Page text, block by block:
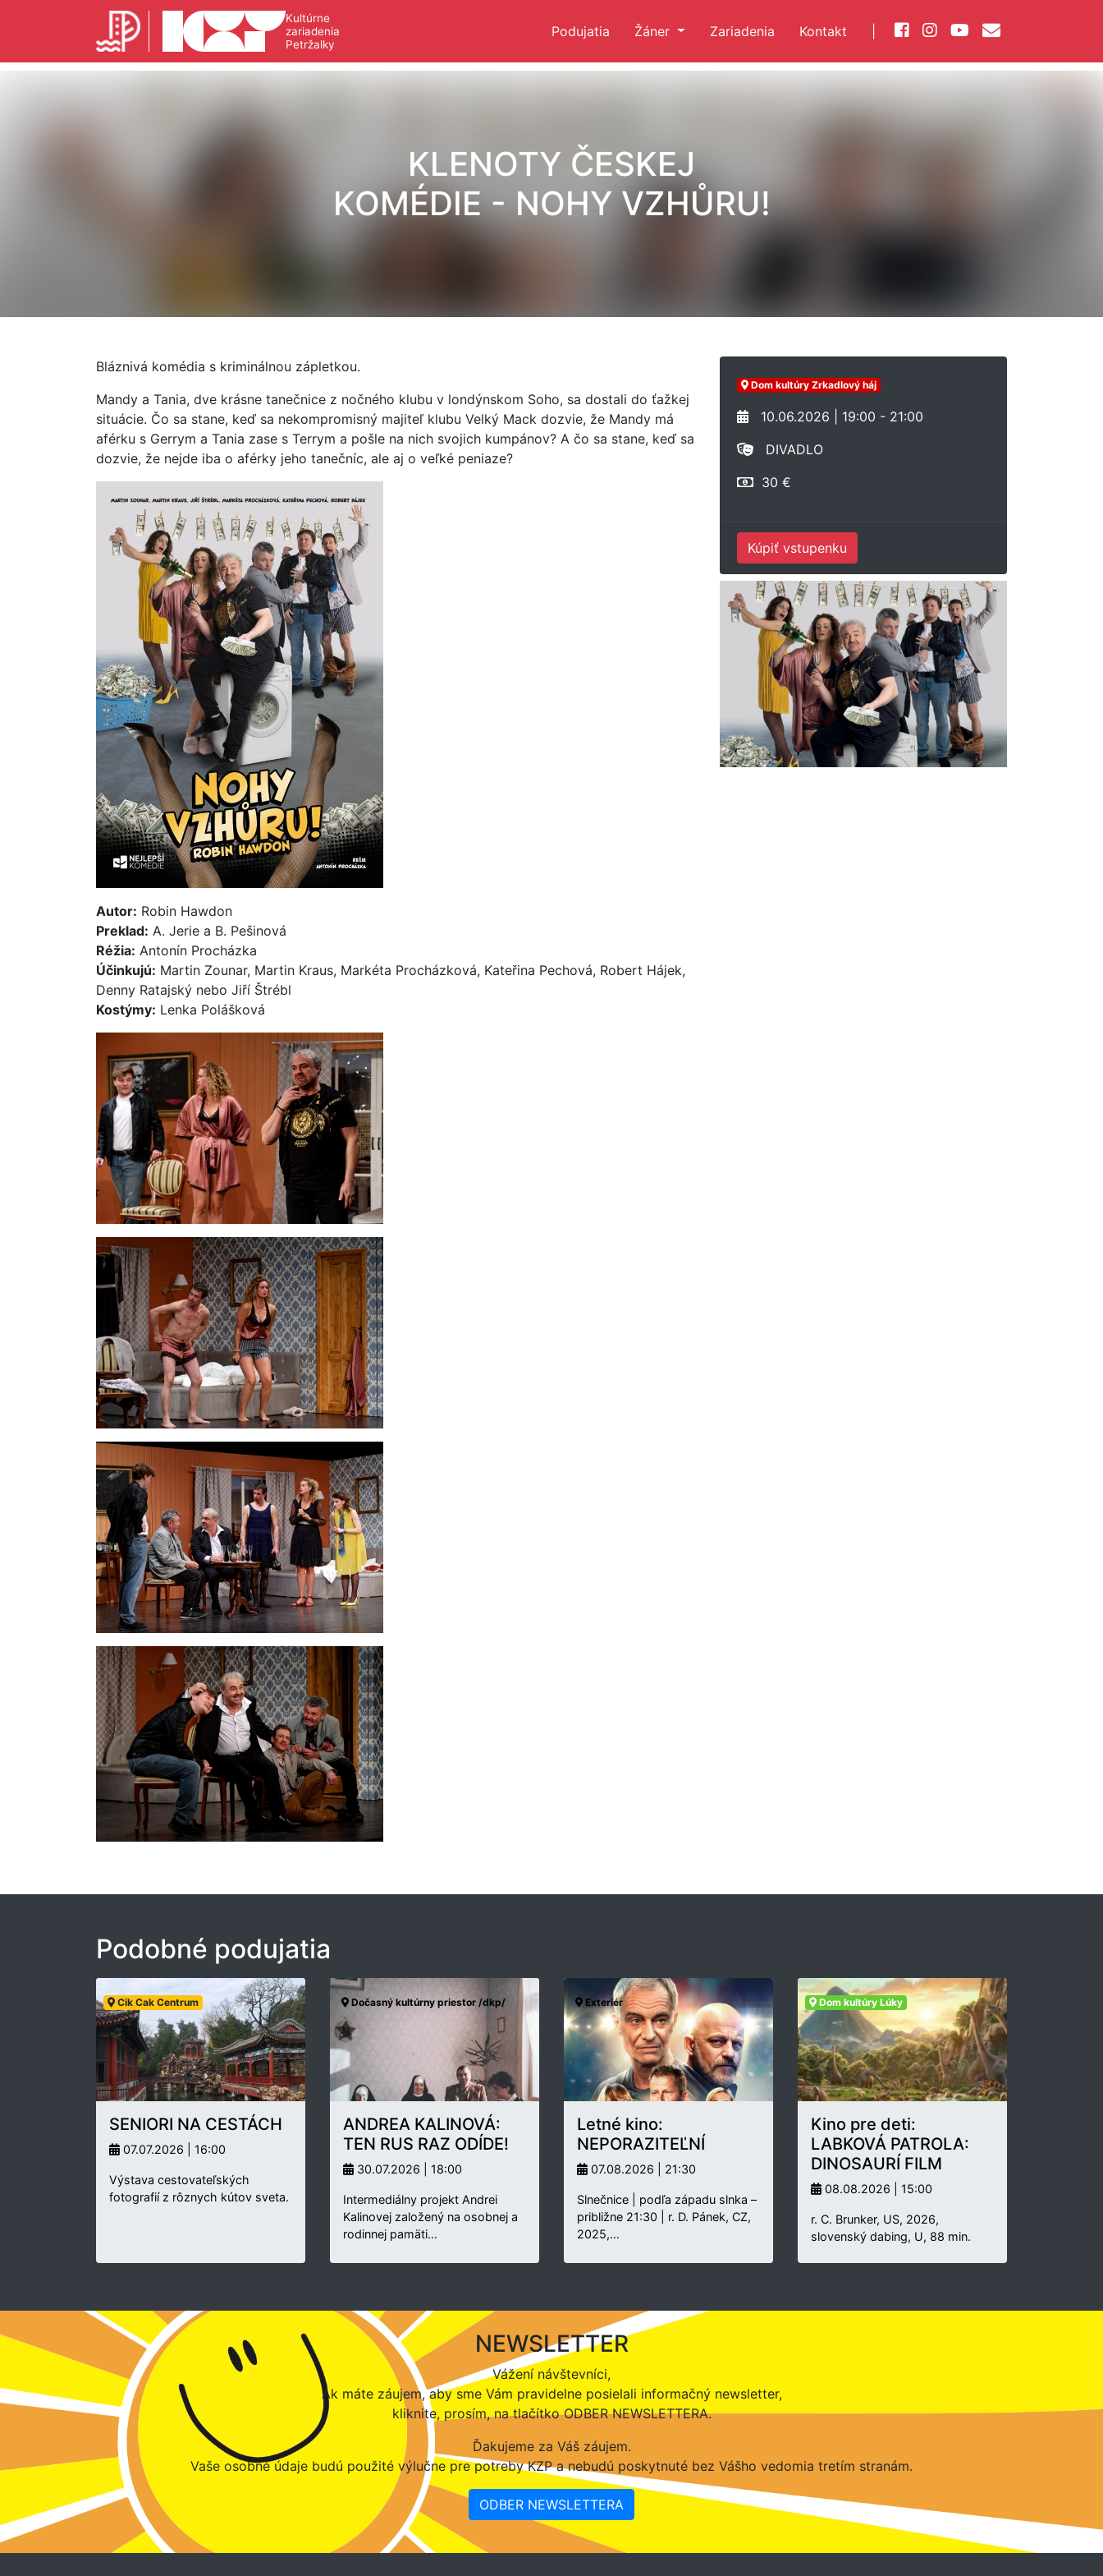
Kultúrne
zariadenia
Petržalky
Podujatia Žáner Zariadenia Kontakt
KLENOTY ČESKEJ
KOMÉDIE - NOHY VZHŮRU!
Bláznivá komédia s kriminálnou zápletkou.
Mandy a Tania, dve krásne tanečnice z nočného klubu v londýnskom Soho, sa dostali do ťažkej
situácie. Čo sa stane, keď sa nekompromisný majiteľ klubu Velký Mack dozvie, že Mandy má
aférku s Gerrym a Tania zase s Terrym a pošle na nich svojich kumpánov? A čo sa stane, keď sa
dozvie, že nejde iba o aférky jeho tanečníc, ale aj o veľké peniaze?
Autor: Robin Hawdon
Preklad: A. Jerie a B. Pešinová
Réžia: Antonín Procházka
Účinkujú: Martin Zounar, Martin Kraus, Markéta Procházková, Kateřina Pechová, Robert Hájek,
Denny Ratajský nebo Jiří Štrébl
Kostýmy: Lenka Polášková
Dom kultúry Zrkadlový háj
10.06.2026 | 19:00 - 21:00
DIVADLO
30 €
Kúpiť vstupenku
Podobné podujatia
Cik Cak Centrum
SENIORI NA CESTÁCH
07.07.2026 | 16:00
Výstava cestovateľských
fotografií z rôznych kútov sveta.
Dočasný kultúrny priestor /dkp/
ANDREA KALINOVÁ:
TEN RUS RAZ ODÍDE!
30.07.2026 | 18:00
Intermediálny projekt Andrei
Kalinovej založený na osobnej a
rodinnej pamäti…
Exteriér
Letné kino:
NEPORAZITEĽNÍ
07.08.2026 | 21:30
Slnečnice | podľa západu slnka –
približne 21:30 | r. D. Pánek, CZ,
2025,…
Dom kultúry Lúky
Kino pre deti:
LABKOVÁ PATROLA:
DINOSAURÍ FILM
08.08.2026 | 15:00
r. C. Brunker, US, 2026,
slovenský dabing, U, 88 min.
NEWSLETTER
Vážení návštevníci,
Ak máte záujem, aby sme Vám pravidelne posielali informačný newsletter,
kliknite, prosím, na tlačítko ODBER NEWSLETTERA.
Ďakujeme za Váš záujem.
Vaše osobné údaje budú použité výlučne pre potreby KZP a nebudú poskytnuté bez Vášho vedomia tretím stranám.
ODBER NEWSLETTERA